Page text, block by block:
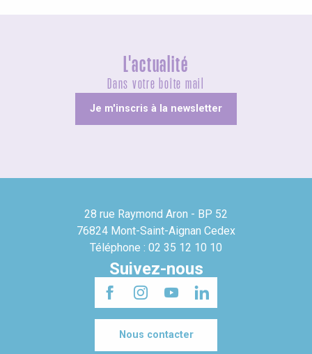
L'actualité
Dans votre boîte mail
Je m'inscris à la newsletter
28 rue Raymond Aron - BP 52
76824 Mont-Saint-Aignan Cedex
Téléphone : 02 35 12 10 10
Suivez-nous
Nous contacter